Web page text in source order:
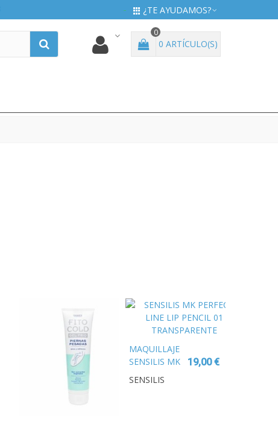
¿TE AYUDAMOS?
0
0 ARTÍCULO(S)
MAQUILLAJE
SENSILIS MK
LIP PENCIL 01
19,00 €
SENSILIS